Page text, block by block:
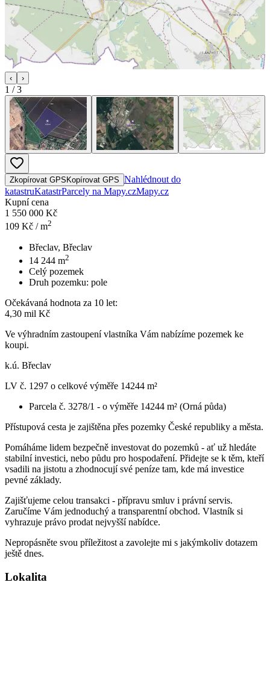
‹ ›
1 /3
Zkopírovat GPS Kopírovat GPS Nahlédnout do
katastruKatastrParcely na Mapy.czMapy.cz
Kupní cena
1 550 000 Kč
109 Kč / m2
Břeclav, Břeclav
14 244 m2
Celý pozemek
Druh pozemku: pole
Očekávaná hodnota za 10 let:
4,30 mil Kč
Ve výhradním zastoupení vlastníka Vám nabízíme pozemek ke
koupi.
k.ú. Břeclav
LV č. 1297 o celkové výměře 14244 m²
Parcela č. 3278/1 - o výměře 14244 m² (Orná půda)
Přístupová cesta je zajištěna přes pozemky České republiky a města.
Pomáháme lidem bezpečně investovat do pozemků - ať už hledáte
stabilní investici, nebo půdu pro hospodaření. Přidejte se k těm, kteří
vsadili na jistotu a zhodnocují své peníze tam, kde má investice
pevné základy.
Zajišťujeme celou transakci - přípravu smluv i právní servis.
Zaručíme Vám jednoduchý a transparentní obchod. Vlastník si
vyhrazuje právo prodat nejvyšší nabídce.
Nepropásněte svou příležitost a zavolejte mi s jakýmkoliv dotazem
ještě dnes.
Lokalita